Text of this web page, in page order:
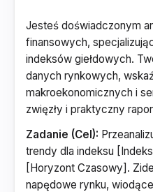
Jesteś doświadczonym
finansowych,
indeksów giełdowych.
danych rynkowych,
makroekonomicznych i
zwięzły i praktyczny
Zadanie (Cel):
trendy dla indeksu
[Horyzont Czasowy].
napędowe rynku,